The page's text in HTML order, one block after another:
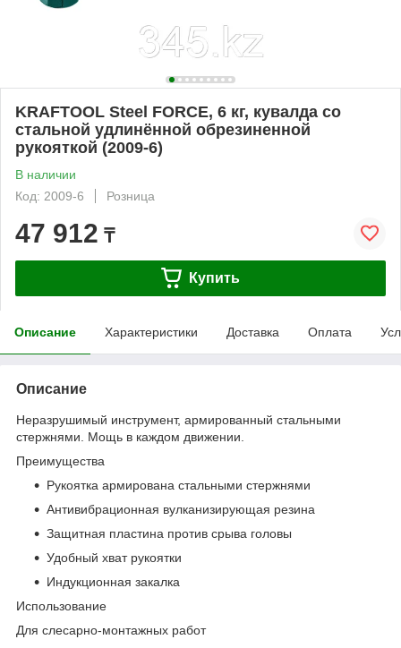
KRAFTOOL Steel FORCE, 6 кг, кувалда со
стальной удлинённой обрезиненной
рукояткой (2009-6)
В наличии
Код: 2009-6
Розница
47 912 ₸
Купить
Описание Характеристики Доставка Оплата
Описание
Неразрушимый инструмент, армированный стальными
стержнями. Мощь в каждом движении.
Преимущества
Рукоятка армирована стальными стержнями
Антивибрационная вулканизирующая резина
Защитная пластина против срыва головы
Удобный хват рукоятки
Индукционная закалка
Использование
Для слесарно-монтажных работ